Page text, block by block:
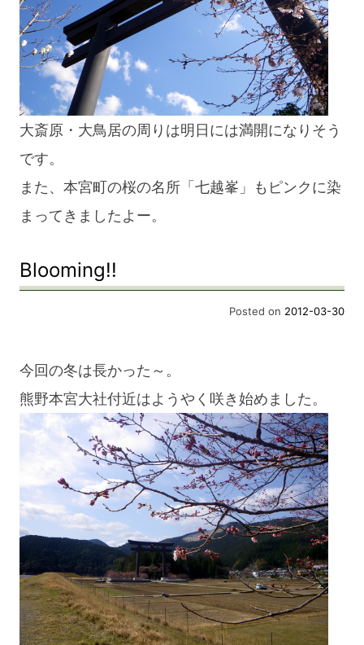
大斎原・大鳥居の周りは明日には満開になりそう
です。
また、本宮町の桜の名所「七越峯」もピンクに染
まってきましたよー。
Blooming!!
Posted on 2012-03-30
今回の冬は長かった～。
熊野本宮大社付近はようやく咲き始めました。